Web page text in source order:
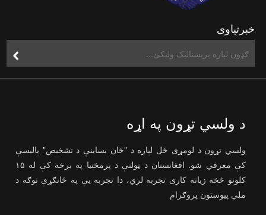
خبرتیاوی
د ولسي تړون په اړه
ولسي تړون د لومړی ځل لپاره د "ځان بساینې د تشخیص" پالیسې
کې معرفي شو. افغانستان د ټولنې د پرمختیا په برخه کې له ۱۵
کلونو څخه زیاته کاری تجربه لري، دا تجربه یې په ځانګړې توګه د
ملي پیوستون پروګرام